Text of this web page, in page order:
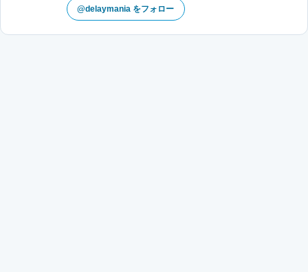
@delaymania をフォロー